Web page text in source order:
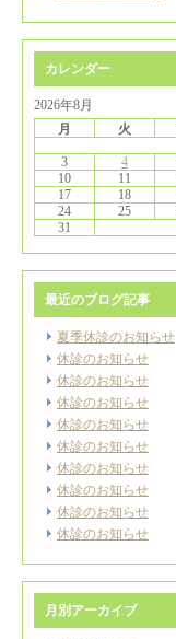
カレンダー
2026年8月
月
火
3
4
10
11
17
18
24
25
31
最近のブログ記事
夏季休診のお知らせ
休診のお知らせ
休診のお知らせ
休診のお知らせ
休診のお知らせ
休診のお知らせ
休診のお知らせ
休診のお知らせ
休診のお知らせ
休診のお知らせ
月別アーカイブ